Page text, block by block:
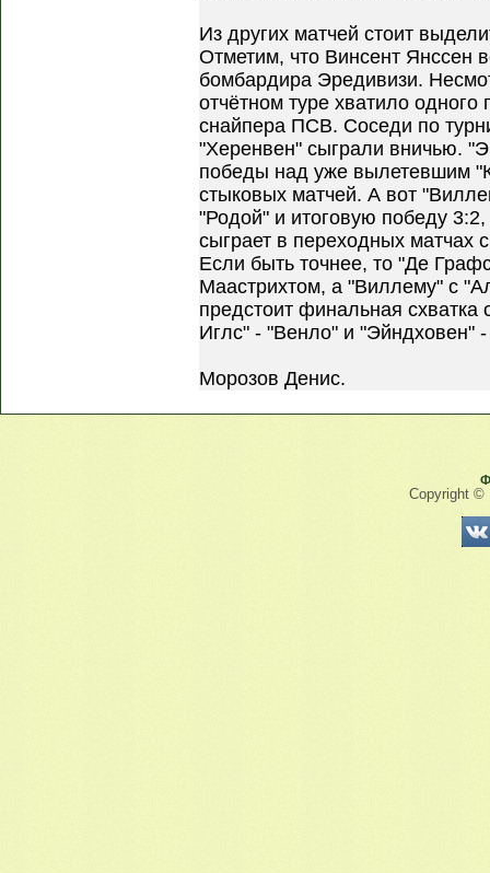
Из других матчей стоит
Отметим, что Винсент Янссен
бомбардира Эредивизи.
отчётном туре хватило
снайпера ПСВ. Соседи по
"Херенвен" сыграли вничью.
победы над уже вылетевшим
стыковых матчей. А вот
"Родой" и итоговую победу
сыграет в переходных матчах
Если быть точнее, то "Де
Маастрихтом, а "Виллему" с
предстоит финальная
Иглс" - "Венло" и "Эйндховен"
Морозов Денис.
Copyright ©